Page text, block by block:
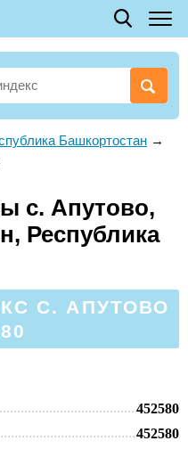
Башкортостан →
с. Апутово,
Республика
С. АПУТОВО
452580
452580